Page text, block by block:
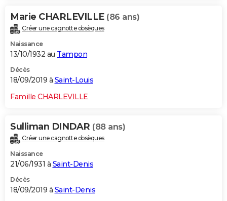
Marie CHARLEVILLE (86 ans)
Créer une cagnotte obsèques
Naissance
13/10/1932 au Tampon
Décès
18/09/2019 à Saint-Louis
Famille CHARLEVILLE
Sulliman DINDAR (88 ans)
Créer une cagnotte obsèques
Naissance
21/06/1931 à Saint-Denis
Décès
18/09/2019 à Saint-Denis